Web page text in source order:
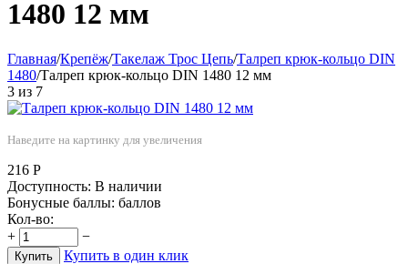
1480 12 мм
Главная/Крепёж/Такелаж Трос Цепь/Талреп крюк-кольцо DIN
1480/Талреп крюк-кольцо DIN 1480 12 мм
3 из 7
Наведите на картинку для увеличения
216 Р
Доступность: В наличии
Бонусные баллы: баллов
Кол-во:
+
−
Купить Купить в один клик